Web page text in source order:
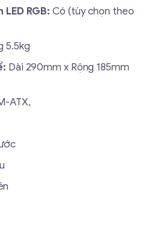
RGB: Có (tùy chọn theo
5.5kg
Dài 290mm x Rộng 185mm
ATX,